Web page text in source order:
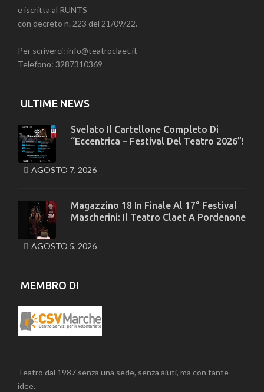
e iscritta al RUNTS
con decreto n. 223 del 21/09/22.
Per scriverci: info@teatroclaet.it
Telefono: 3287310369
ULTIME NEWS
Svelato Il Cartellone Completo Di
“Eccentrica – Festival Del Teatro 2026”!
AGOSTO 7, 2026
Magazzino 18 In Finale Al 17° Festival
Mascherini: Il Teatro Claet A Pordenone
AGOSTO 5, 2026
MEMBRO DI
Teatro dal 1987 senza una sede, senza aiuti, ma con tante
idee.